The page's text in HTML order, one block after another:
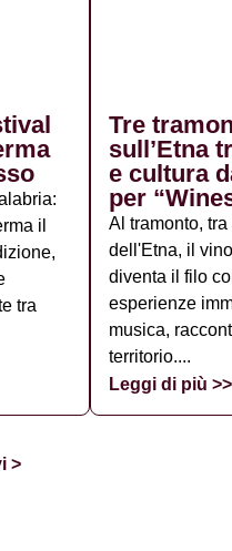
il
tra
Tre
sull’Etna
e cultura
per
Al tramonto,
dell'Etna, il
diventa il filo
esperienze
musica,
territorio....
Leggi di più >>
>